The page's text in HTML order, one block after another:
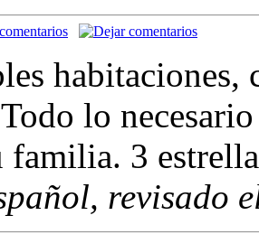
habitaciones,
lo
familia. 3
revisado